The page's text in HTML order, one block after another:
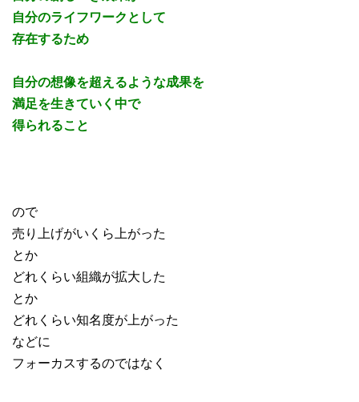
自分のライフワークとして
存在するため
自分の想像を超えるような成果を
満足を生きていく中で
得られること
ので
売り上げがいくら上がった
とか
どれくらい組織が拡大した
とか
どれくらい知名度が上がった
などに
フォーカスするのではなく